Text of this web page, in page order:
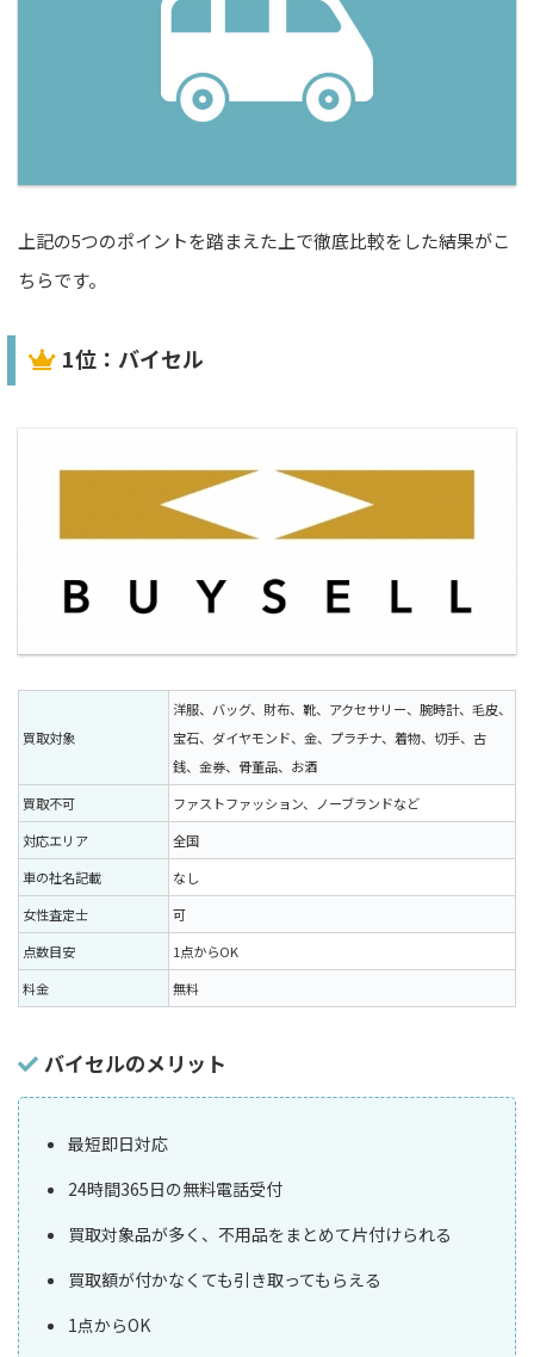
上記の5つのポイントを踏まえた上で徹底比較をした結果がこ
ちらです。
1位：バイセル
買取対象
洋服、バッグ、財布、靴、アクセサリー、腕時計、毛皮、
宝石、ダイヤモンド、金、プラチナ、着物、切手、古
銭、金券、骨董品、お酒
買取不可
ファストファッション、ノーブランドなど
対応エリア
全国
車の社名記載
なし
女性査定士
可
点数目安
1点からOK
料金
無料
バイセルのメリット
最短即日対応
24時間365日の無料電話受付
買取対象品が多く、不用品をまとめて片付けられる
買取額が付かなくても引き取ってもらえる
1点からOK